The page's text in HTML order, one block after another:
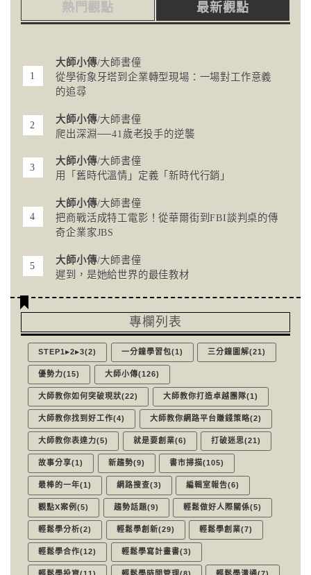
最新觀點
熱門觀點
大師小傳/大師書僮
從學術象牙塔到企業轉型現場：一場對工作意義
的追尋
大師小傳/大師書僮
爬出深淵──41歲老投手的逆襲
大師小傳/大師書僮
用「舊時代溫情」定義「新時代行銷」
大師小傳/大師書僮
把商戰活成特工電影！從華爾街到FBI談判桌的傳
奇企業家JBS
大師小傳/大師書僮
遲到，是她給世界的最佳教材
專欄列表
STEP1▸2▸3(2) 一分鐘學習包(1) 三分鐘圖解(21)
優勢力(15) 大師小傳(126)
大師教你如何突破現狀(22) 大師教你打造卓越團隊(1)
大師教你找到好工作(4) 大師教你網路平台賺錢策略(2)
大師教你表達力(5) 就是要創業(6) 打破迷思(21)
故事分享(1) 新趨勢(9) 書市掃描(105)
最棒的一年(1) 網路搜查(3) 編輯室報告(6)
觀點X案例(5) 趨勢話題(9) 輕鬆做好人際關係(5)
輕鬆學分析(2) 輕鬆學創新(29) 輕鬆學創業(7)
輕鬆學合作(12) 輕鬆學寫計畫書(3)